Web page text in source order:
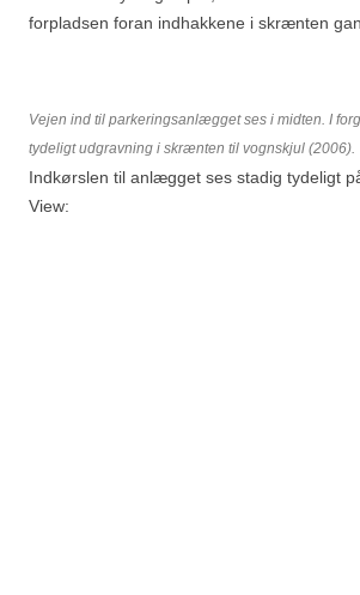
forpladsen foran indhakkene i skrænten
Vejen ind til parkeringsanlægget ses i midten. I
tydeligt udgravning i skrænten til vognskjul (2006).
Indkørslen til anlægget ses stadig tydeligt
View: